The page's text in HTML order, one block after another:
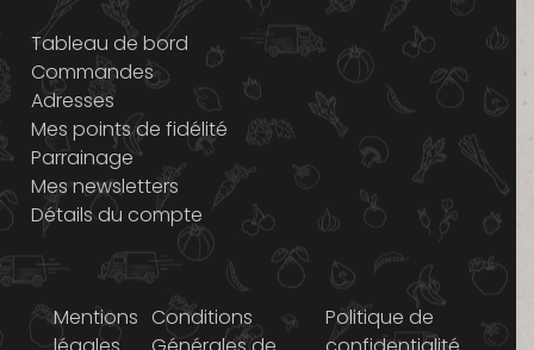
Tableau de bord
Commandes
Adresses
Mes points de fidélité
Parrainage
Mes newsletters
Détails du compte
Mentions Conditions
Politique de